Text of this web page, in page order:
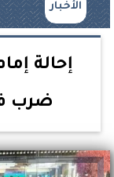
الأخبار
إحالة
ضرب